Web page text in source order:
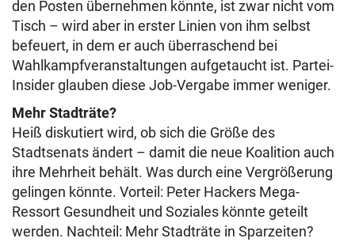
den Posten übernehmen könnte, ist zwar nicht vom
Tisch – wird aber in erster Linien von ihm selbst
befeuert, in dem er auch überraschend bei
Wahlkampfveranstaltungen aufgetaucht ist. Partei-
Insider glauben diese Job-Vergabe immer weniger.
Mehr Stadträte?
Heiß diskutiert wird, ob sich die Größe des
Stadtsenats ändert – damit die neue Koalition auch
ihre Mehrheit behält. Was durch eine Vergrößerung
gelingen könnte. Vorteil: Peter Hackers Mega-
Ressort Gesundheit und Soziales könnte geteilt
werden. Nachteil: Mehr Stadträte in Sparzeiten?